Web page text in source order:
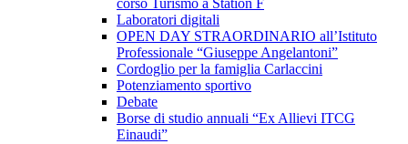
corso Turismo a Station F
Laboratori digitali
OPEN DAY STRAORDINARIO all’Istituto
Professionale “Giuseppe Angelantoni”
Cordoglio per la famiglia Carlaccini
Potenziamento sportivo
Debate
Borse di studio annuali “Ex Allievi ITCG
Einaudi”